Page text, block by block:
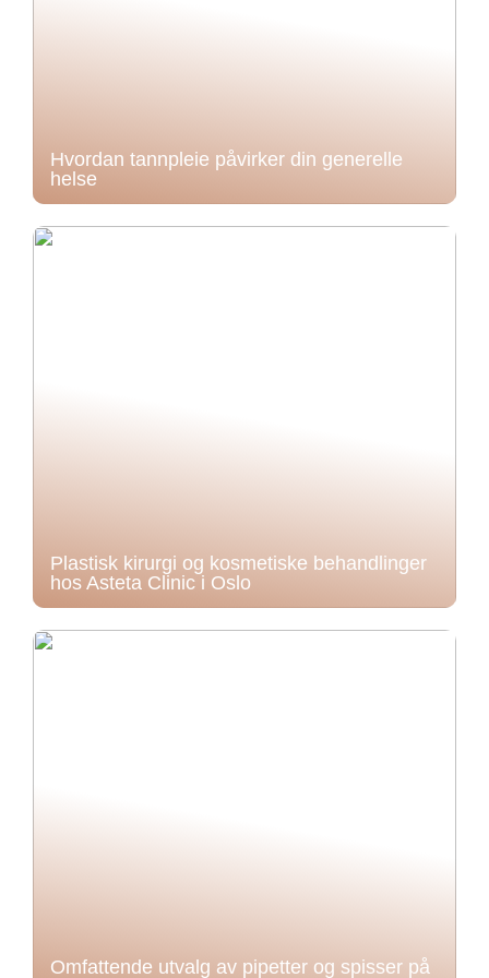
Hvordan tannpleie påvirker din generelle
helse
Plastisk kirurgi og kosmetiske behandlinger
hos Asteta Clinic i Oslo
Omfattende utvalg av pipetter og spisser på